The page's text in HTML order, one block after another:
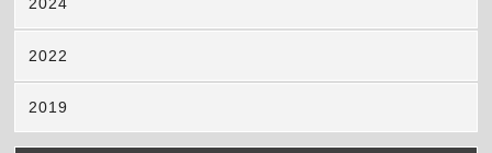
2024
2022
2019